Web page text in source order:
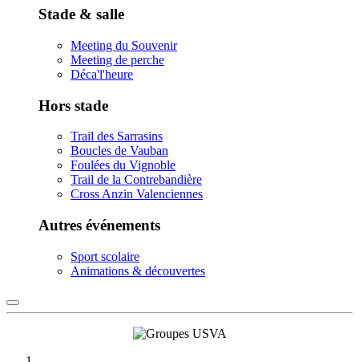
Stade & salle
Meeting du Souvenir
Meeting de perche
Déca'l'heure
Hors stade
Trail des Sarrasins
Boucles de Vauban
Foulées du Vignoble
Trail de la Contrebandière
Cross Anzin Valenciennes
Autres événements
Sport scolaire
Animations & découvertes